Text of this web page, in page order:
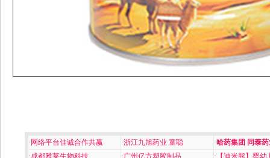
· 网络平台佳诚合作共赢 ·浙江九旭药业 童聪 ·哈药集团 同泰
·成都雅莱生物科技 ·广州亿方塑胶制品 · 【迪米熊】婴幼